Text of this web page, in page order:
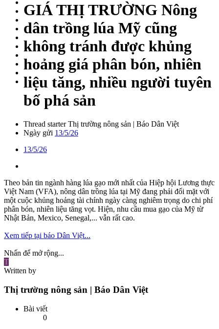
GIÁ THỊ TRƯỜNG Nông
dân trồng lúa Mỹ cũng
không tránh được khủng
hoảng giá phân bón, nhiên
liệu tăng, nhiều người tuyên
bố phá sản
Thread starter Thị trường nông sản | Báo Dân Việt
Ngày gửi 13/5/26
13/5/26
Theo bản tin ngành hàng lúa gạo mới nhất của Hiệp hội Lương thực
Việt Nam (VFA), nông dân trồng lúa tại Mỹ đang phải đối mặt với
một cuộc khủng hoảng tài chính ngày càng nghiêm trọng do chi phí
phân bón, nhiên liệu tăng vọt. Hiện, nhu cầu mua gạo của Mỹ từ
Nhật Bản, Mexico, Senegal,... vẫn rất cao.
Xem tiếp tại báo Dân Việt...
Nhấn để mở rộng...
T
Written by
Thị trường nông sản | Báo Dân Việt
Bài viết
0